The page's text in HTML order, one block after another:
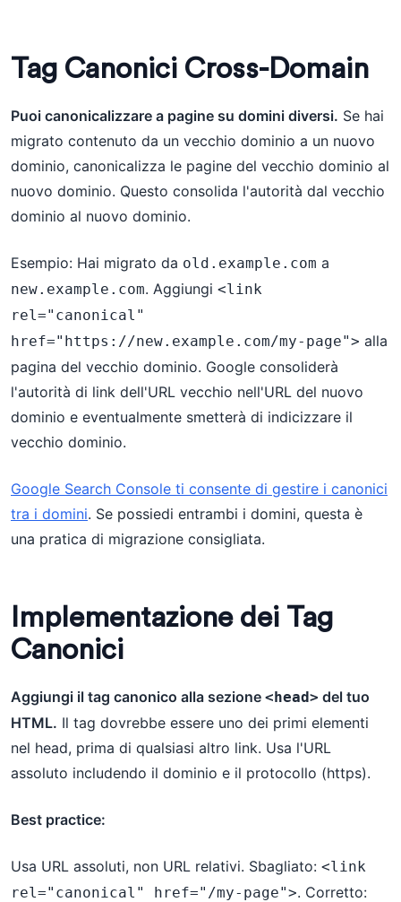
Tag Canonici Cross-Domain
Puoi canonicalizzare a pagine su domini diversi. Se hai
migrato contenuto da un vecchio dominio a un nuovo
dominio, canonicalizza le pagine del vecchio dominio al
nuovo dominio. Questo consolida l'autorità dal vecchio
dominio al nuovo dominio.
Esempio: Hai migrato da old.example.com a
new.example.com. Aggiungi <link
rel="canonical"
href="https://new.example.com/my-page"> alla
pagina del vecchio dominio. Google consoliderà
l'autorità di link dell'URL vecchio nell'URL del nuovo
dominio e eventualmente smetterà di indicizzare il
vecchio dominio.
Google Search Console ti consente di gestire i canonici
tra i domini. Se possiedi entrambi i domini, questa è
una pratica di migrazione consigliata.
Implementazione dei Tag
Canonici
Aggiungi il tag canonico alla sezione <head> del tuo
HTML. Il tag dovrebbe essere uno dei primi elementi
nel head, prima di qualsiasi altro link. Usa l'URL
assoluto includendo il dominio e il protocollo (https).
Best practice:
Usa URL assoluti, non URL relativi. Sbagliato: <link
rel="canonical" href="/my-page">. Corretto: